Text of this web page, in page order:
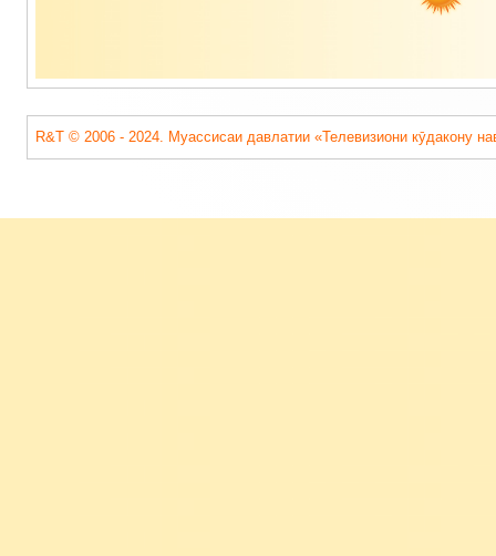
R&T © 2006 - 2024. Муассисаи давлатии «Телевизиони кӯдакону